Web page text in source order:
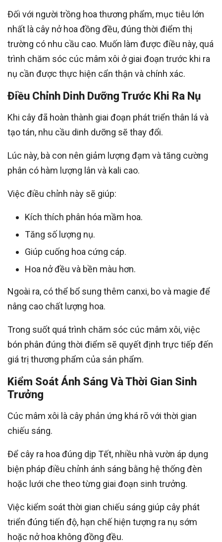
Đối với người trồng hoa thương phẩm, mục tiêu lớn
nhất là cây nở hoa đồng đều, đúng thời điểm thị
trường có nhu cầu cao. Muốn làm được điều này, quá
trình chăm sóc cúc mâm xôi ở giai đoạn trước khi ra
nụ cần được thực hiện cẩn thận và chính xác.
Điều Chỉnh Dinh Dưỡng Trước Khi Ra Nụ
Khi cây đã hoàn thành giai đoạn phát triển thân lá và
tạo tán, nhu cầu dinh dưỡng sẽ thay đổi.
Lúc này, bà con nên giảm lượng đạm và tăng cường
phân có hàm lượng lân và kali cao.
Việc điều chỉnh này sẽ giúp:
Kích thích phân hóa mầm hoa.
Tăng số lượng nụ.
Giúp cuống hoa cứng cáp.
Hoa nở đều và bền màu hơn.
Ngoài ra, có thể bổ sung thêm canxi, bo và magie để
nâng cao chất lượng hoa.
Trong suốt quá trình chăm sóc cúc mâm xôi, việc
bón phân đúng thời điểm sẽ quyết định trực tiếp đến
giá trị thương phẩm của sản phẩm.
Kiểm Soát Ánh Sáng Và Thời Gian Sinh
Trưởng
Cúc mâm xôi là cây phản ứng khá rõ với thời gian
chiếu sáng.
Để cây ra hoa đúng dịp Tết, nhiều nhà vườn áp dụng
biện pháp điều chỉnh ánh sáng bằng hệ thống đèn
hoặc lưới che theo từng giai đoạn sinh trưởng.
Việc kiểm soát thời gian chiếu sáng giúp cây phát
triển đúng tiến độ, hạn chế hiện tượng ra nụ sớm
hoặc nở hoa không đồng đều.